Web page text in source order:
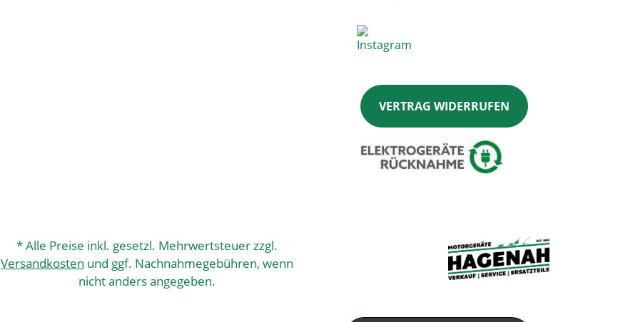
VERTRAG WIDERRUFEN
* Alle Preise inkl. gesetzl. Mehrwertsteuer zzgl.
Versandkosten und ggf. Nachnahmegebühren, wenn
nicht anders angegeben.